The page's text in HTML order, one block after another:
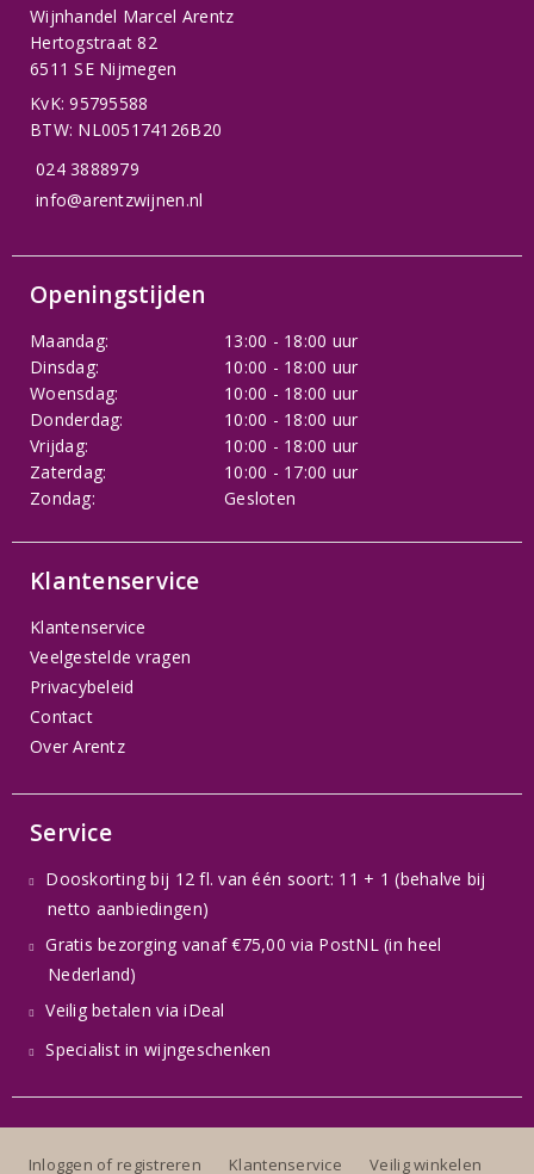
Wijnhandel Marcel Arentz
Hertogstraat 82
6511 SE Nijmegen
KvK: 95795588
BTW: NL005174126B20
024 3888979
info@arentzwijnen.nl
Openingstijden
Maandag:
13:00 - 18:00 uur
Dinsdag:
10:00 - 18:00 uur
Woensdag:
10:00 - 18:00 uur
Donderdag:
10:00 - 18:00 uur
Vrijdag:
10:00 - 18:00 uur
Zaterdag:
10:00 - 17:00 uur
Zondag:
Gesloten
Klantenservice
Klantenservice
Veelgestelde vragen
Privacybeleid
Contact
Over Arentz
Service
Dooskorting bij 12 fl. van één soort: 11 + 1 (behalve bij
netto aanbiedingen)
Gratis bezorging vanaf €75,00 via PostNL (in heel
Nederland)
Veilig betalen via iDeal
Specialist in wijngeschenken
Inloggen of registreren Klantenservice Veilig winkelen